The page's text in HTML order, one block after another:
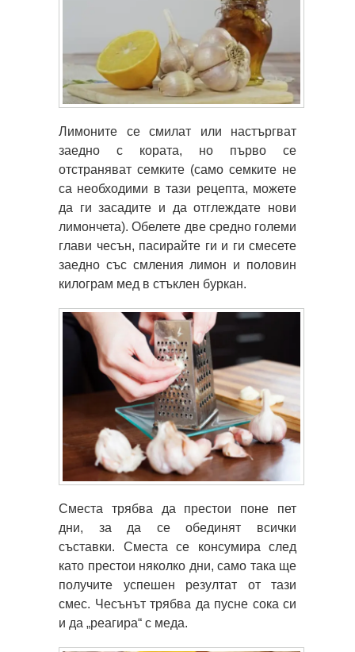
Лимоните се смилат или настъргват
заедно с кората, но първо се
отстраняват семките (само семките не
са необходими в тази рецепта, можете
да ги засадите и да отглеждате нови
лимончета). Обелете две средно големи
глави чесън, пасирайте ги и ги смесете
заедно със смления лимон и половин
килограм мед в стъклен буркан.
Сместа трябва да престои поне пет
дни, за да се обединят всички
съставки. Сместа се консумира след
като престои няколко дни, само така ще
получите успешен резултат от тази
смес. Чесънът трябва да пусне сока си
и да „реагира“ с меда.